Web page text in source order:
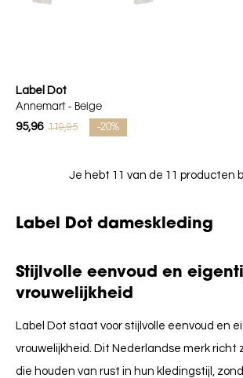
Label Dot
Annemart - Beige
95,96 119,95 -20%
Je hebt 11 van de 11 producten
Label Dot dameskleding
Stijlvolle eenvoud en
vrouwelijkheid
Label Dot staat voor stijlvolle eenvoud en
vrouwelijkheid. Dit Nederlandse merk richt
die houden van rust in hun kledingstijl,